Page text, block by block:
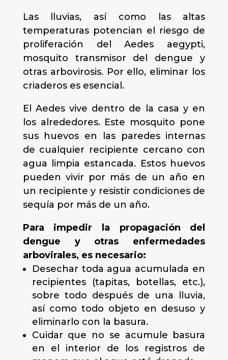
Las lluvias, así como las altas
temperaturas potencian el riesgo de
proliferación del Aedes aegypti,
mosquito transmisor del dengue y
otras arbovirosis. Por ello, eliminar los
criaderos es esencial.
El Aedes vive dentro de la casa y en
los alrededores. Este mosquito pone
sus huevos en las paredes internas
de cualquier recipiente cercano con
agua limpia estancada. Estos huevos
pueden vivir por más de un año en
un recipiente y resistir condiciones de
sequía por más de un año.
Para impedir la propagación del
dengue y otras enfermedades
arbovirales, es necesario:
Desechar toda agua acumulada en
recipientes (tapitas, botellas, etc.),
sobre todo después de una lluvia,
así como todo objeto en desuso y
eliminarlo con la basura.
Cuidar que no se acumule basura
en el interior de los registros de